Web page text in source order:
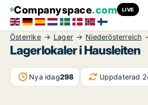
Companyspace.com LIVE
Österrike Lager Niederösterreich
Lagerlokaler i Hausleiten
Nya idag298 Uppdaterad